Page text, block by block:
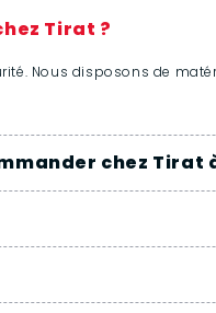
Tirat ?
Nous disposons de
chez Tirat